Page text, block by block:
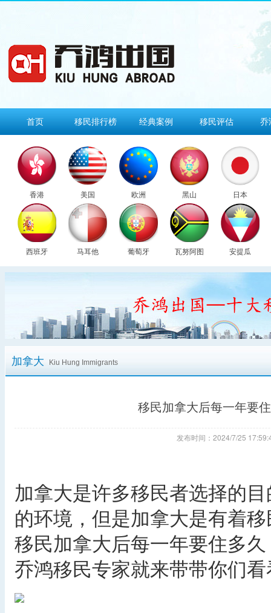
首页 移民排行榜 经典案例 移民评估 乔
香港 美国 欧洲 黑山 日本
西班牙 马耳他 葡萄牙 瓦努阿图 安提瓜
加拿大 Kiu Hung Immigrants
移民加拿大后每一年要
发布时间：2024/7/25
加拿大是许多移民者选择的
的环境，但是加拿大是有着
移民加拿大后每一年要住多
乔鸿移民专家就来带带你们